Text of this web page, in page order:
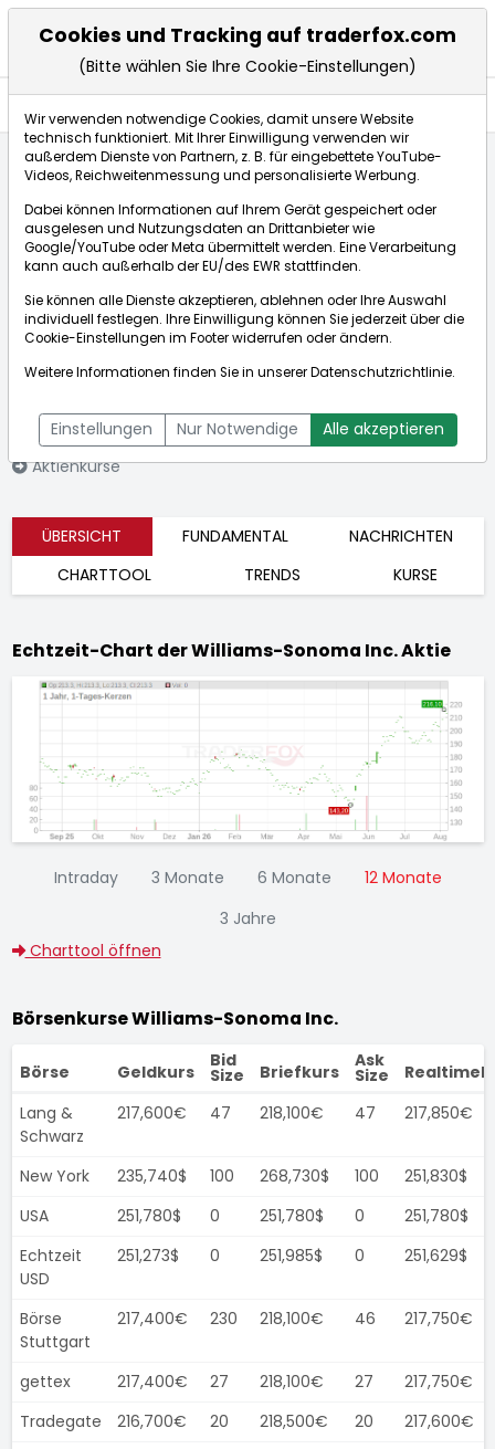
Börse:
Sonoma Inc.
[WKN: 867980 | ISIN:
US9699041011]
Aktienkurse
Bid:214,500€Ask:221,000€
ÜBERSICHT FUNDAMENTAL
NACHRICHTEN
CHARTTOOL
TRENDS KURSE
Echtzeit-Chart der Williams-Sonoma Inc. Aktie
Intraday 3 Monate 6 Monate
12 Monate
3 Jahre
Charttool öffnen
Börsenkurse Williams-Sonoma Inc.
Börse Geldkurs
Bid
Size Briefkurs
Ask
Size
Lang &
Schwarz
217,600€ 47 218,100€ 47 217,850€
New York 235,740$ 100 268,730$ 100
251,830$
USA
251,780$ 0 251,780$ 0
251,780$
Echtzeit
USD
251,273$ 0 251,985$ 0 251,629$
Börse
Stuttgart
217,400€ 230 218,100€ 46 217,750€
gettex 217,400€ 27 218,100€ 27
217,750€
Tradegate
216,700€ 20 218,500€ 20
217,600€
Cookies und Tracking auf traderfox.com
(Bitte wählen Sie Ihre Cookie-Einstellungen)
Wir verwenden notwendige Cookies, damit unsere Website
technisch funktioniert. Mit Ihrer Einwilligung verwenden wir
außerdem Dienste von Partnern, z. B. für eingebettete YouTube-
Videos, Reichweitenmessung und personalisierte Werbung.
Dabei können Informationen auf Ihrem Gerät gespeichert oder
ausgelesen und Nutzungsdaten an Drittanbieter wie
Google/YouTube oder Meta übermittelt werden. Eine Verarbeitung
kann auch außerhalb der EU/des EWR stattfinden.
Sie können alle Dienste akzeptieren, ablehnen oder Ihre Auswahl
individuell festlegen. Ihre Einwilligung können Sie jederzeit über die
Cookie-Einstellungen im Footer widerrufen oder ändern.
Weitere Informationen finden Sie in unsererDatenschutzrichtlinie.
Einstellungen Nur Notwendige Alle akzeptieren